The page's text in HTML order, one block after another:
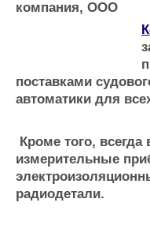
Репутация
Реклама
Выставки и семинары
Личности
Словарь
поставками
автоматики для
Кроме того,
измерительные
радиодетали.